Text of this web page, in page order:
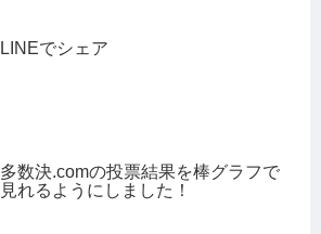
LINEでシェア
多数決.comの投票結果を棒グラフで
見れるようにしました！